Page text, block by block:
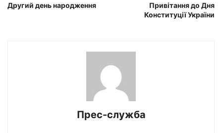
Другий день народження
Привітання до Дня
Конституції України
Прес-служба